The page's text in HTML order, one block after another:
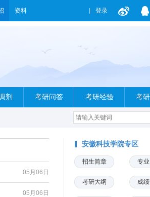
资料 登录
剂 考研问答 考研经验 考
05月06日
05月06日
安徽科技学院专区
招生简章 专
考研大纲 成